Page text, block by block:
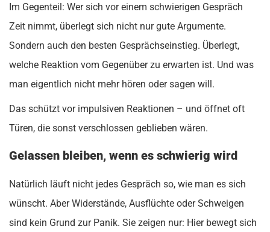
Im Gegenteil: Wer sich vor einem schwierigen Gespräch
Zeit nimmt, überlegt sich nicht nur gute Argumente.
Sondern auch den besten Gesprächseinstieg. Überlegt,
welche Reaktion vom Gegenüber zu erwarten ist. Und was
man eigentlich nicht mehr hören oder sagen will.
Das schützt vor impulsiven Reaktionen – und öffnet oft
Türen, die sonst verschlossen geblieben wären.
Gelassen bleiben, wenn es schwierig wird
Natürlich läuft nicht jedes Gespräch so, wie man es sich
wünscht. Aber Widerstände, Ausflüchte oder Schweigen
sind kein Grund zur Panik. Sie zeigen nur: Hier bewegt sich